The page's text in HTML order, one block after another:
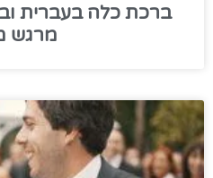
ברכת כלה בעברית
מרגש